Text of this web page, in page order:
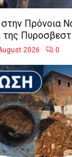
Πρόνοια
της
2026 0